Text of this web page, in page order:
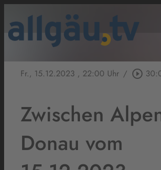
Fr., 15.12.2023 , 22:00 Uhr / play_circle_outline
Zwischen
Donau vom